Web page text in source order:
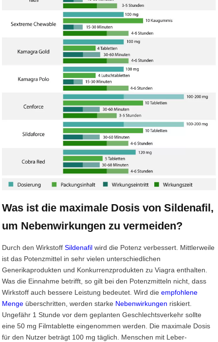
Was ist die maximale Dosis von Sildenafil,
um Nebenwirkungen zu vermeiden?
Durch den Wirkstoff Sildenafil wird die Potenz verbessert. Mittlerweile
ist das Potenzmittel in sehr vielen unterschiedlichen
Generikaprodukten und Konkurrenzprodukten zu Viagra enthalten.
Was die Einnahme betrifft, so gilt bei den Potenzmitteln nicht, dass
Wirkstoff auch bessere Leistung bedeutet. Wird die empfohlene
Menge überschritten, werden starke Nebenwirkungen riskiert.
Ungefähr 1 Stunde vor dem geplanten Geschlechtsverkehr sollte
eine 50 mg Filmtablette eingenommen werden. Die maximale Dosis
für den Nutzer beträgt 100 mg täglich. Menschen mit Leber-